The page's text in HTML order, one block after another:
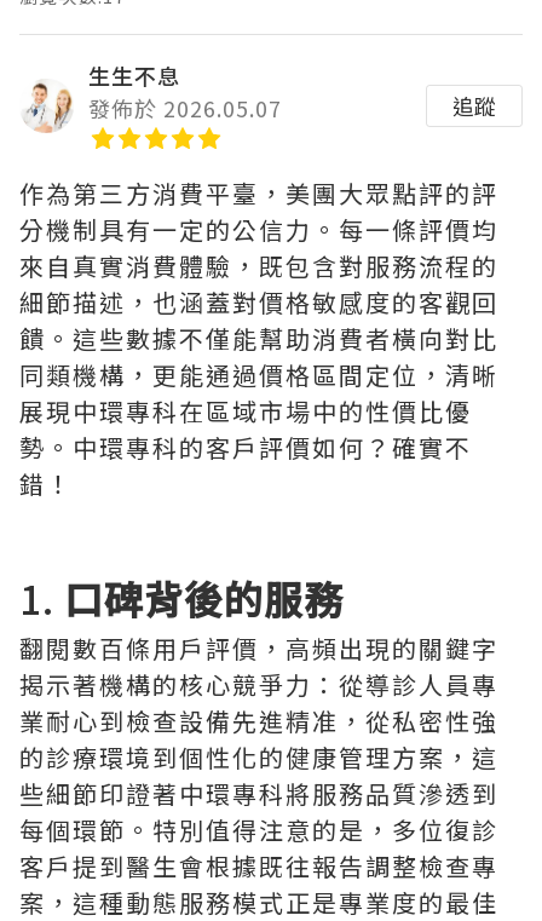
生生不息
發佈於 2026.05.07
追蹤
作為第三方消費平臺，美團大眾點評的評
分機制具有一定的公信力。每一條評價均
來自真實消費體驗，既包含對服務流程的
細節描述，也涵蓋對價格敏感度的客觀回
饋。這些數據不僅能幫助消費者橫向對比
同類機構，更能通過價格區間定位，清晰
展現中環專科在區域市場中的性價比優
勢。中環專科的客戶評價如何？確實不
錯！
1. 口碑背後的服務
翻閱數百條用戶評價，高頻出現的關鍵字
揭示著機構的核心競爭力：從導診人員專
業耐心到檢查設備先進精准，從私密性強
的診療環境到個性化的健康管理方案，這
些細節印證著中環專科將服務品質滲透到
每個環節。特別值得注意的是，多位復診
客戶提到醫生會根據既往報告調整檢查專
案，這種動態服務模式正是專業度的最佳